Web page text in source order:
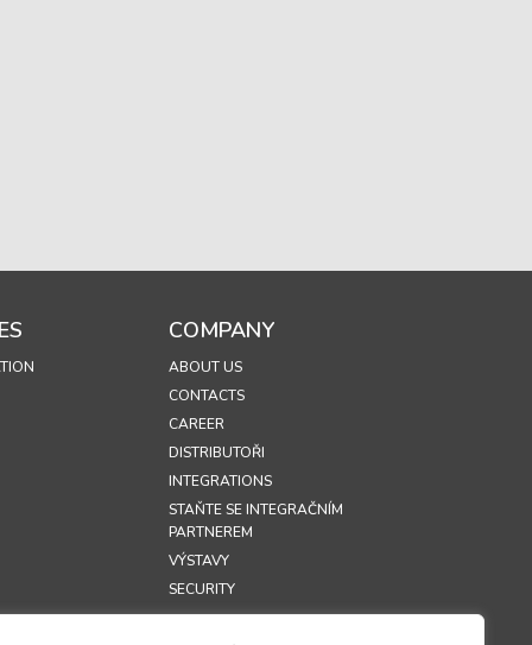
COMPANY
ABOUT US
CONTACTS
CAREER
DISTRIBUTOŘI
INTEGRATIONS
STAŇTE SE INTEGRAČNÍM
PARTNEREM
VÝSTAVY
SECURITY